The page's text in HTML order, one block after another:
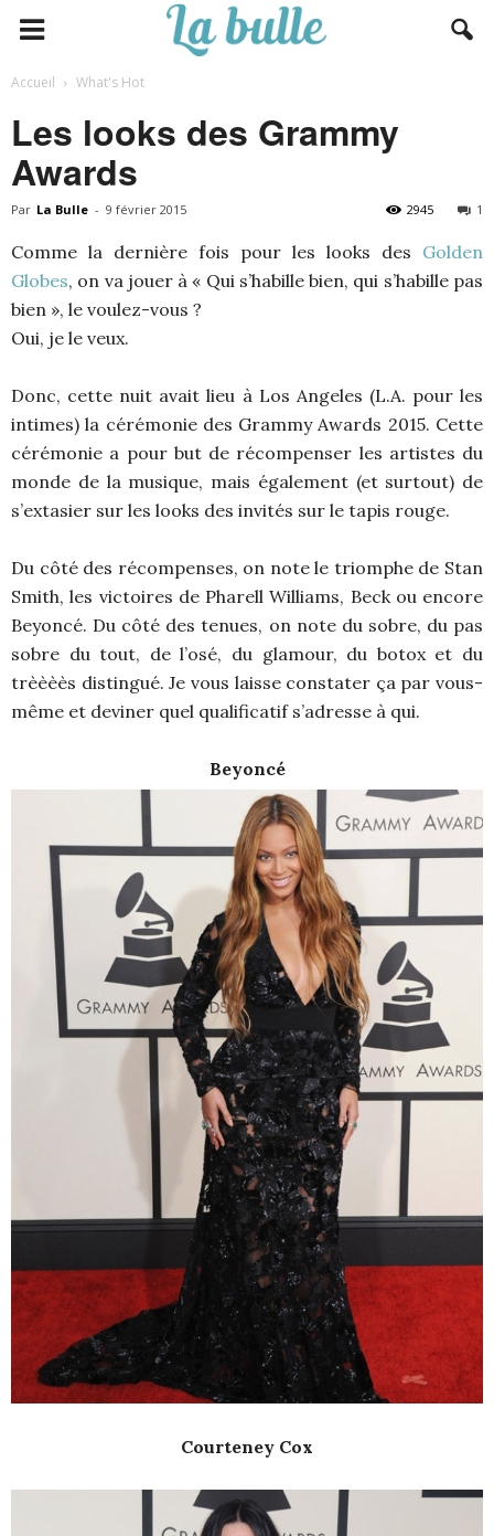
Accueil What's Hot
Les looks des Grammy
Awards
Par La Bulle - 9 février 2015 1
2945
Comme la dernière fois pour les looks des Golden
Globes, on va jouer à « Qui s’habille bien, qui s’habille pas
bien », le voulez-vous ?
Oui, je le veux.
Donc, cette nuit avait lieu à Los Angeles (L.A. pour les
intimes) la cérémonie des Grammy Awards 2015. Cette
cérémonie a pour but de récompenser les artistes du
monde de la musique, mais également (et surtout) de
s’extasier sur les looks des invités sur le tapis rouge.
Du côté des récompenses, on note le triomphe de Stan
Smith, les victoires de Pharell Williams, Beck ou encore
Beyoncé. Du côté des tenues, on note du sobre, du pas
sobre du tout, de l’osé, du glamour, du botox et du
trèèèès distingué. Je vous laisse constater ça par vous-
même et deviner quel qualificatif s’adresse à qui.
Beyoncé
Courteney Cox